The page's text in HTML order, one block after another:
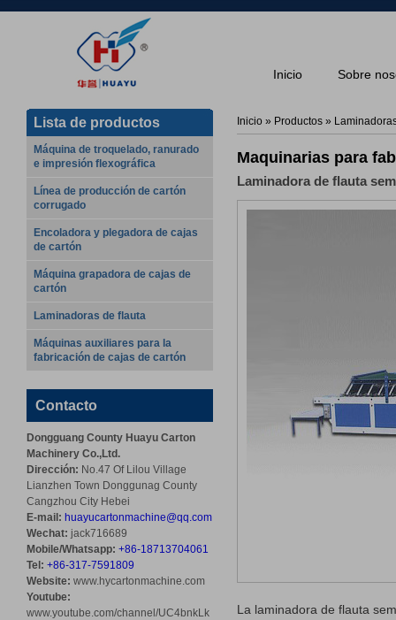
Inicio Sobre
Lista de productos
Máquina de troquelado, ranurado
e impresión flexográfica
Línea de producción de cartón
corrugado
Encoladora y plegadora de cajas
de cartón
Máquina grapadora de cajas de
cartón
Laminadoras de flauta
Máquinas auxiliares para la
fabricación de cajas de cartón
Contacto
Dongguang County Huayu Carton
Machinery Co.,Ltd.
Dirección: No.47 Of Lilou Village
Lianzhen Town Donggunag County
Cangzhou City Hebei
E-mail: huayucartonmachine@qq.com
Wechat: jack716689
Mobile/Whatsapp: +86-18713704061
Tel: +86-317-7591809
Website: www.hycartonmachine.com
Youtube:
www.youtube.com/channel/UC4bnkLk
Inicio » Productos »
Maquinarias para
Laminadora de flauta
La laminadora de flauta